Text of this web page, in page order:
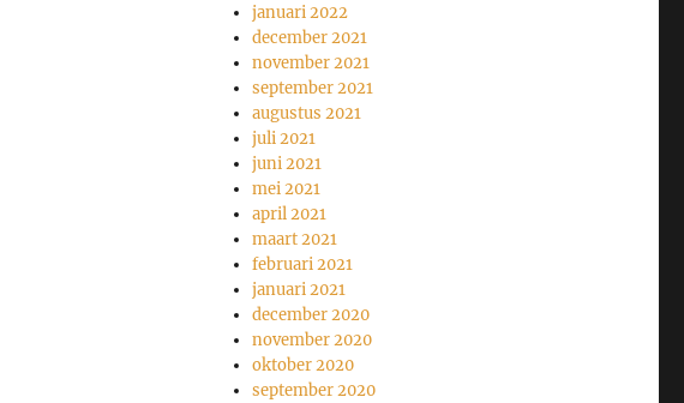
januari 2022
december 2021
november 2021
september 2021
augustus 2021
juli 2021
juni 2021
mei 2021
april 2021
maart 2021
februari 2021
januari 2021
december 2020
november 2020
oktober 2020
september 2020